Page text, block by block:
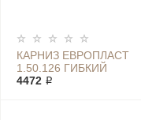
КАРНИЗ ЕВРОПЛАСТ
1.50.126 ГИБКИЙ
4472 ₽